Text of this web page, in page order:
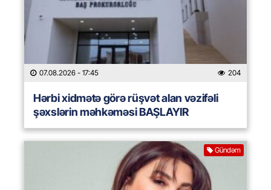
07.08.2026 - 17:45 204
Hərbi xidmətə görə rüşvət alan vəzifəli
şəxslərin məhkəməsi BAŞLAYIR
Gündəm